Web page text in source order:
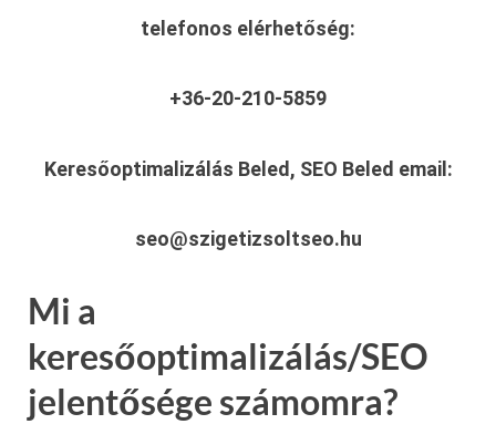
telefonos elérhetőség:
+36-20-210-5859
Keresőoptimalizálás Beled, SEO Beled email:
seo@szigetizsoltseo.hu
Mi a
keresőoptimalizálás/SEO
jelentősége számomra?